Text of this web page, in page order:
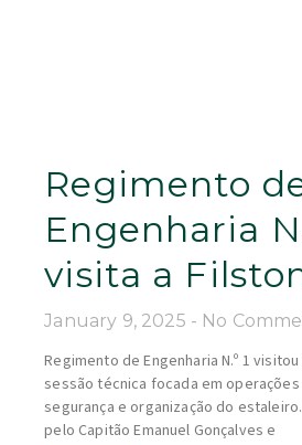
Regimento
Engenharia
visita a
January 9, 2025 No
Regimento de Engenharia N.º 1
sessão técnica focada em
segurança e organização do
pelo Capitão Emanuel Gonçalves e